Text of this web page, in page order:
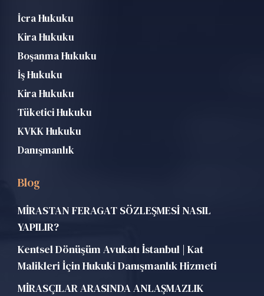
İcra Hukuku
Kira Hukuku
Boşanma Hukuku
İş Hukuku
Kira Hukuku
Tüketici Hukuku
KVKK Hukuku
Danışmanlık
Blog
MİRASTAN FERAGAT SÖZLEŞMESİ NASIL
YAPILIR?
Kentsel Dönüşüm Avukatı İstanbul | Kat
Malikleri İçin Hukuki Danışmanlık Hizmeti
MİRASÇILAR ARASINDA ANLAŞMAZLIK